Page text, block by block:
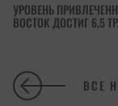
УРОВЕНЬ
ВОСТОК ДОСТИГ 6,5
ВСЕ